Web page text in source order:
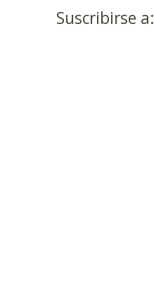
Suscribirse a: